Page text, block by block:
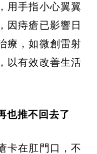
用手指小心翼翼
因痔瘡已影響日
療，如微創雷射
以有效改善生活
也推不回去了
卡在肛門口，不